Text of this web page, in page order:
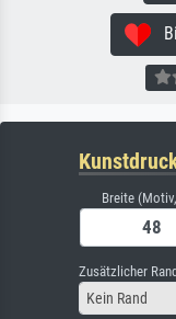
Breite
Zusätzlicher Rand
Kein Rand